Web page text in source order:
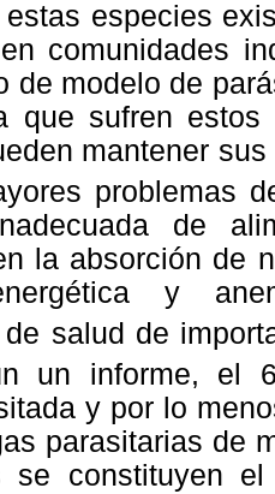
estas especies
comunidades
de modelo de
que sufren estos
mantener
problemas
de
la absorción de
energética y
de salud de
un informe, el
y por lo
parasitarias de
se constituyen